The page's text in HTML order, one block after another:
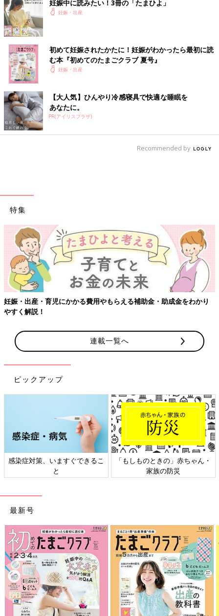
妊娠中に読みたい！3冊の「たまひよ」
妊娠・出産
初めて妊娠されたかたに！妊娠がわかったら最初に読
む本『初めてのたまごクラブ 夏号』
妊娠・出産
【大人気】ひんやり冷感寝具で快適な睡眠を
あなたに。
PR(アイリスプラザ)
Recommended by
特集
妊娠・出産・育児にかかる費用やもらえる補助金・助成金をわかり
やすく解説！
連載一覧へ
ピックアップ
感染症対策、いますぐできるこ
と
「もしものときの」赤ちゃん・
家族の防災
最新号